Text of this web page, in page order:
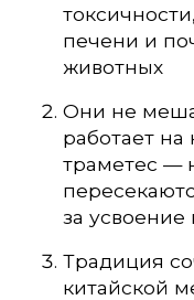
печени и
животных
Они не
работает
траметес —
за усвоение
Традиция
китайской